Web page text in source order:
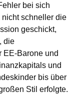
bei sich
schneller die
geschickt,
die
EE-Barone und
und
bis über
Stil erfolgte.